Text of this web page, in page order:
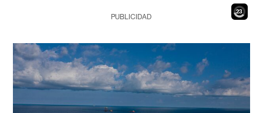
21
PUBLICIDAD